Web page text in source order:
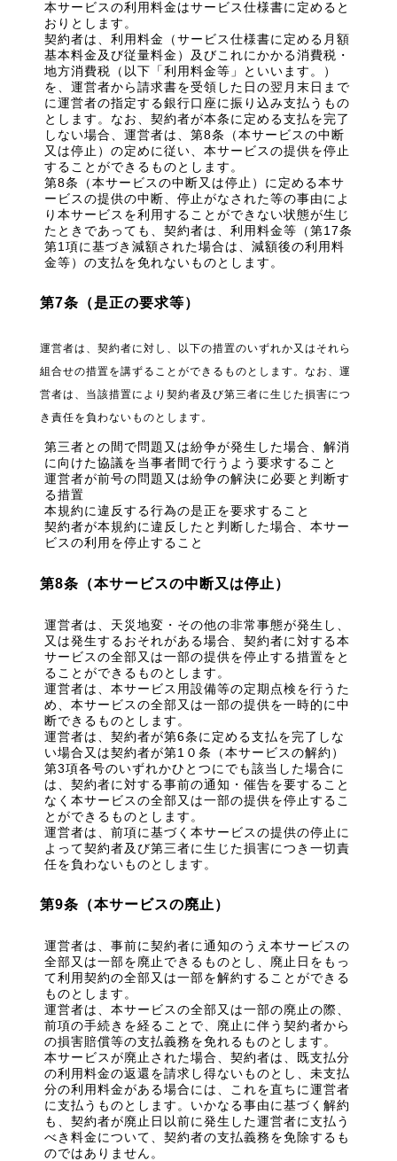
本サービスの利用料金はサービス仕様書に定めると
おりとします。
契約者は、利用料金（サービス仕様書に定める月額
基本料金及び従量料金）及びこれにかかる消費税・
地方消費税（以下「利用料金等」といいます。）
を、運営者から請求書を受領した日の翌月末日まで
に運営者の指定する銀行口座に振り込み支払うもの
とします。なお、契約者が本条に定める支払を完了
しない場合、運営者は、第8条（本サービスの中断
又は停止）の定めに従い、本サービスの提供を停止
することができるものとします。
第8条（本サービスの中断又は停止）に定める本サ
ービスの提供の中断、停止がなされた等の事由によ
り本サービスを利用することができない状態が生じ
たときであっても、契約者は、利用料金等（第17条
第1項に基づき減額された場合は、減額後の利用料
金等）の支払を免れないものとします。
第7条（是正の要求等）
運営者は、契約者に対し、以下の措置のいずれか又はそれら
組合せの措置を講ずることができるものとします。なお、運
営者は、当該措置により契約者及び第三者に生じた損害につ
き責任を負わないものとします。
第三者との間で問題又は紛争が発生した場合、解消
に向けた協議を当事者間で行うよう要求すること
運営者が前号の問題又は紛争の解決に必要と判断す
る措置
本規約に違反する行為の是正を要求すること
契約者が本規約に違反したと判断した場合、本サー
ビスの利用を停止すること
第8条（本サービスの中断又は停止）
運営者は、天災地変・その他の非常事態が発生し、
又は発生するおそれがある場合、契約者に対する本
サービスの全部又は一部の提供を停止する措置をと
ることができるものとします。
運営者は、本サービス用設備等の定期点検を行うた
め、本サービスの全部又は一部の提供を一時的に中
断できるものとします。
運営者は、契約者が第6条に定める支払を完了しな
い場合又は契約者が第1０条（本サービスの解約）
第3項各号のいずれかひとつにでも該当した場合に
は、契約者に対する事前の通知・催告を要すること
なく本サービスの全部又は一部の提供を停止するこ
とができるものとします。
運営者は、前項に基づく本サービスの提供の停止に
よって契約者及び第三者に生じた損害につき一切責
任を負わないものとします。
第9条（本サービスの廃止）
運営者は、事前に契約者に通知のうえ本サービスの
全部又は一部を廃止できるものとし、廃止日をもっ
て利用契約の全部又は一部を解約することができる
ものとします。
運営者は、本サービスの全部又は一部の廃止の際、
前項の手続きを経ることで、廃止に伴う契約者から
の損害賠償等の支払義務を免れるものとします。
本サービスが廃止された場合、契約者は、既支払分
の利用料金の返還を請求し得ないものとし、未支払
分の利用料金がある場合には、これを直ちに運営者
に支払うものとします。いかなる事由に基づく解約
も、契約者が廃止日以前に発生した運営者に支払う
べき料金について、契約者の支払義務を免除するも
のではありません。